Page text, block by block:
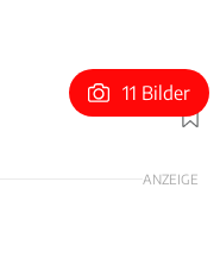
Foto: Hans-Dieter Seufert
11 Bilder
ANZEIGE